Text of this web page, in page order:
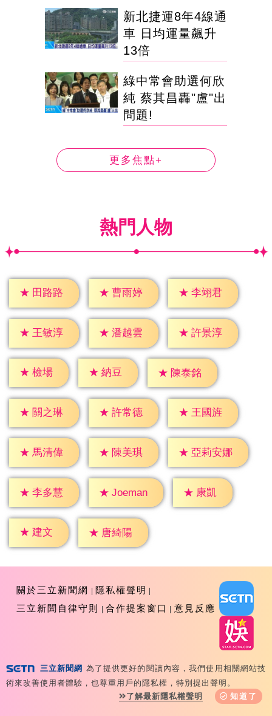
新北捷運8年4線通
車 日均運量飆升
13倍
綠中常會助選何欣
純 蔡其昌轟"盧"出
問題!
更多焦點+
熱門人物
★ 田路路 ★ 曹雨婷 ★ 李翊君
★ 王敏淳 ★ 潘越雲 ★ 許景淳
★ 檢場 ★ 納豆 ★ 陳泰銘
★ 關之琳 ★ 許常德 ★ 王國旌
★ 馬清偉 ★ 陳美琪 ★ 亞莉安娜
★ 李多慧 ★ Joeman ★ 康凱
★ 建文 ★ 唐綺陽
關於三立新聞網
隱私權聲明
三立新聞自律守則
合作提案窗口 意見反應
Copyright ©2026 Sanlih E-Television All Rights
Reserved 版權所有 盜用必究 台北市內湖區舊宗路一段159
號 02-8792-8888
三立新聞網 為了提供更好的閱讀內容，我們使用相關網站技
術來改善使用者體驗，也尊重用戶的隱私權，特別提出聲明。
了解最新隱私權聲明
知道了